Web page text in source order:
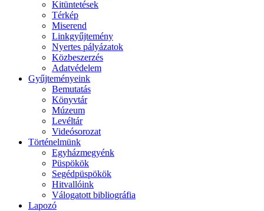
Kitüntetések
Térkép
Miserend
Linkgyűjtemény
Nyertes pályázatok
Közbeszerzés
Adatvédelem
Gyűjteményeink
Bemutatás
Könyvtár
Múzeum
Levéltár
Videósorozat
Történelmünk
Egyházmegyénk
Püspökök
Segédpüspökök
Hitvallóink
Válogatott bibliográfia
Lapozó